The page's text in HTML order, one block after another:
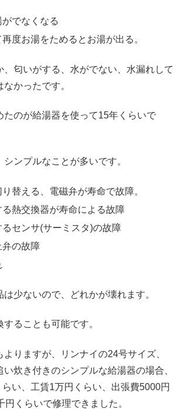
でなくなる
度お湯をためるとお湯が出る。
、匂いがする、水がでない、水漏れして
かったです。
たのが給湯器を使って15年くらいで
ンプルなことが多いです。
替える、電磁弁が寿命で故障。
熱交換器が寿命による故障
センサ(サーミスタ)の故障
弁の故障
少ないので、どれかが壊れます。
ることも可能です。
りますが、リンナイの24号サイズ、
炊き付きのシンプルな給湯器の場合、
い、工賃1万円くらい、出張費5000円
円くらいで修理できました。